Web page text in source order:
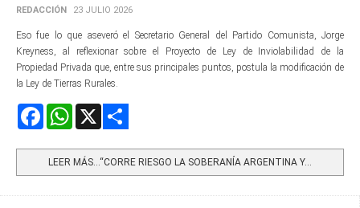
REDACCIÓN 23 JULIO 2026
Eso fue lo que aseveró el Secretario General del Partido Comunista, Jorge
Kreyness, al reflexionar sobre el Proyecto de Ley de Inviolabilidad de la
Propiedad Privada que, entre sus principales puntos, postula la modificación de
la Ley de Tierras Rurales.
FacebookWhatsApp
LEER MÁS…“CORRE RIESGO LA SOBERANÍA ARGENTINA Y...